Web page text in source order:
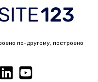
по-другому, построено